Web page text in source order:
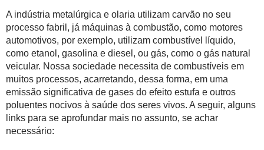
A indústria metalúrgica e olaria utilizam carvão no seu
processo fabril, já máquinas à combustão, como motores
automotivos, por exemplo, utilizam combustível líquido,
como etanol, gasolina e diesel, ou gás, como o gás natural
veicular. Nossa sociedade necessita de combustíveis em
muitos processos, acarretando, dessa forma, em uma
emissão significativa de gases do efeito estufa e outros
poluentes nocivos à saúde dos seres vivos. A seguir, alguns
links para se aprofundar mais no assunto, se achar
necessário: